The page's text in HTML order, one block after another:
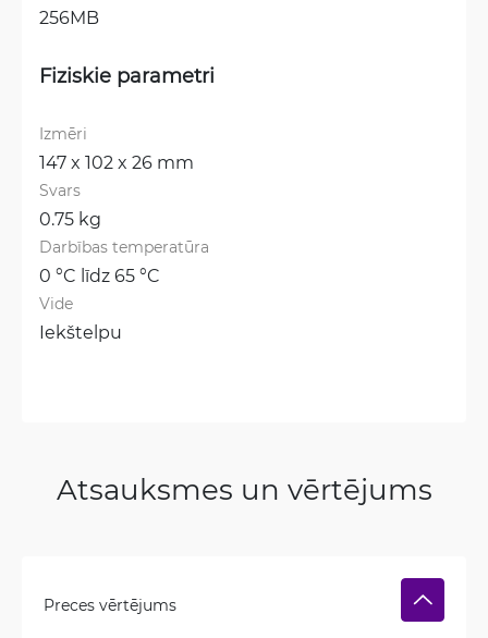
256MB
Fiziskie parametri
Izmēri
147 x 102 x 26 mm
Svars
0.75 kg
Darbības temperatūra
0 °C līdz 65 °C
Vide
Iekštelpu
Atsauksmes un vērtējums
Preces vērtējums